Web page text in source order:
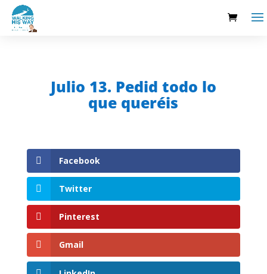
Julio 13. Pedid todo lo
que queréis
Facebook
Twitter
Pinterest
Gmail